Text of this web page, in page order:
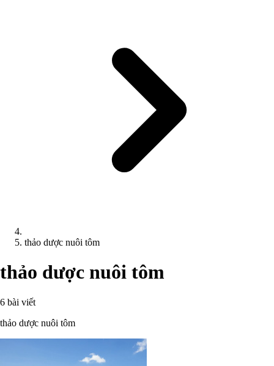
thảo dược nuôi tôm
thảo dược nuôi tôm
6 bài viết
thảo dược nuôi tôm